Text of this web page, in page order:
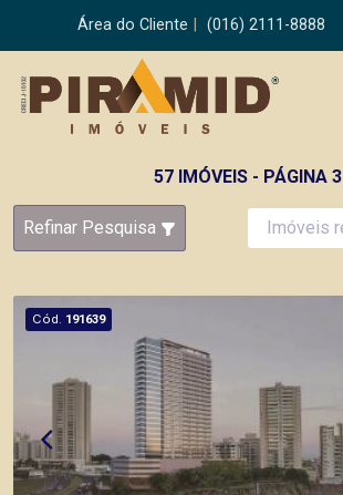
Área do Cliente (016) 2111-8888
57 IMÓVEIS - PÁGINA 3
Refinar Pesquisa
Cód. 191639